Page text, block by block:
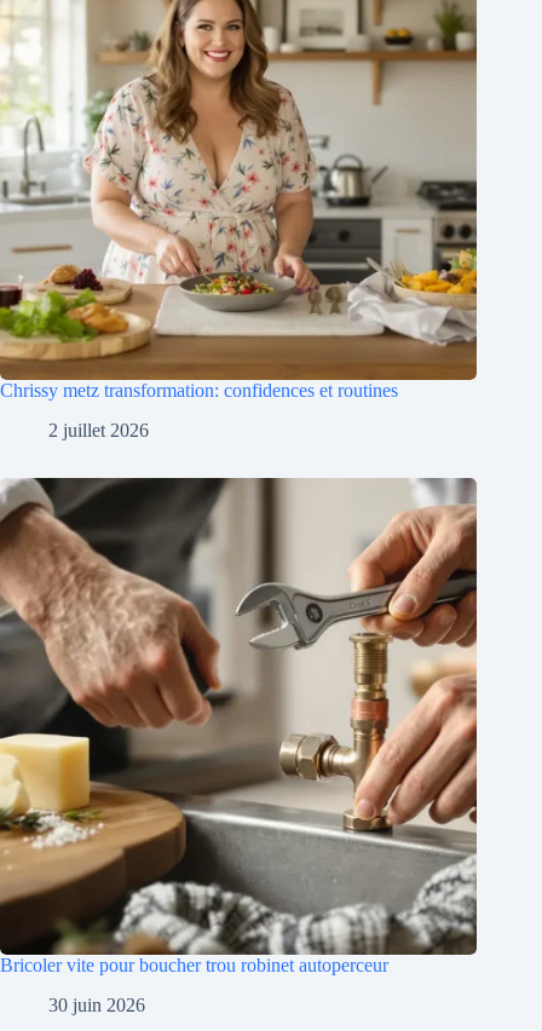
Chrissy metz transformation: confidences et routines
2 juillet 2026
Bricoler vite pour boucher trou robinet autoperceur
30 juin 2026